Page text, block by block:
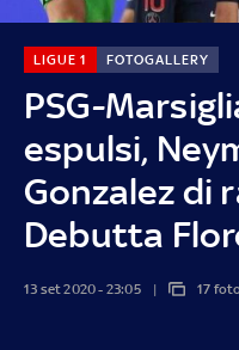
PSG-
espulsi,
Gonzalez di
Debutta
LIGUE 1 FOTOGALLERY
13 set 2020 - 23:05 17